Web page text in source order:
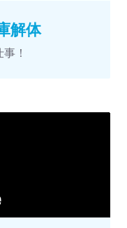
解体
！